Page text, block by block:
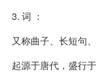
3. 词 ：
又称曲子、长短句
起源于唐代，盛行于